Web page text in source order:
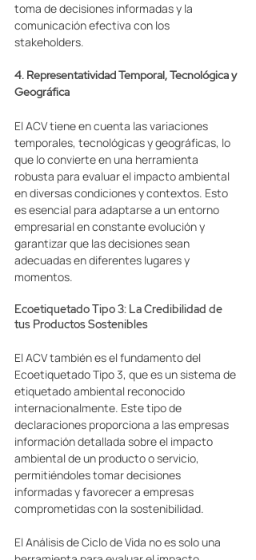
toma de decisiones informadas y la
comunicación efectiva con los
stakeholders.
4. Representatividad Temporal, Tecnológica y
Geográfica
El ACV tiene en cuenta las variaciones
temporales, tecnológicas y geográficas, lo
que lo convierte en una herramienta
robusta para evaluar el impacto ambiental
en diversas condiciones y contextos. Esto
es esencial para adaptarse a un entorno
empresarial en constante evolución y
garantizar que las decisiones sean
adecuadas en diferentes lugares y
momentos.
Ecoetiquetado Tipo 3: La Credibilidad de
tus Productos Sostenibles
El ACV también es el fundamento del
Ecoetiquetado Tipo 3, que es un sistema de
etiquetado ambiental reconocido
internacionalmente. Este tipo de
declaraciones proporciona a las empresas
información detallada sobre el impacto
ambiental de un producto o servicio,
permitiéndoles tomar decisiones
informadas y favorecer a empresas
comprometidas con la sostenibilidad.
El Análisis de Ciclo de Vida no es solo una